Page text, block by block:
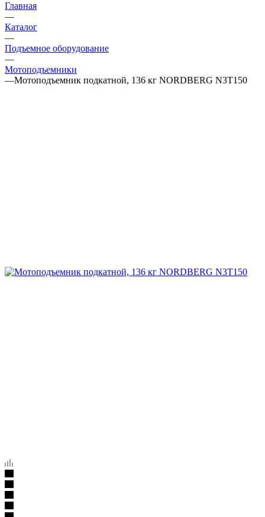
Главная
—
Каталог
—
Подъемное оборудование
—
Мотоподъемники
—Мотоподъемник подкатной, 136 кг NORDBERG N3T150